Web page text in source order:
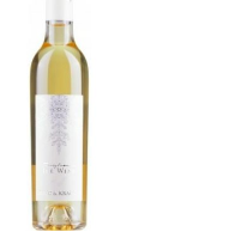
JOUR
RÉSERVER
59 rue Grignan
13006 Marseille